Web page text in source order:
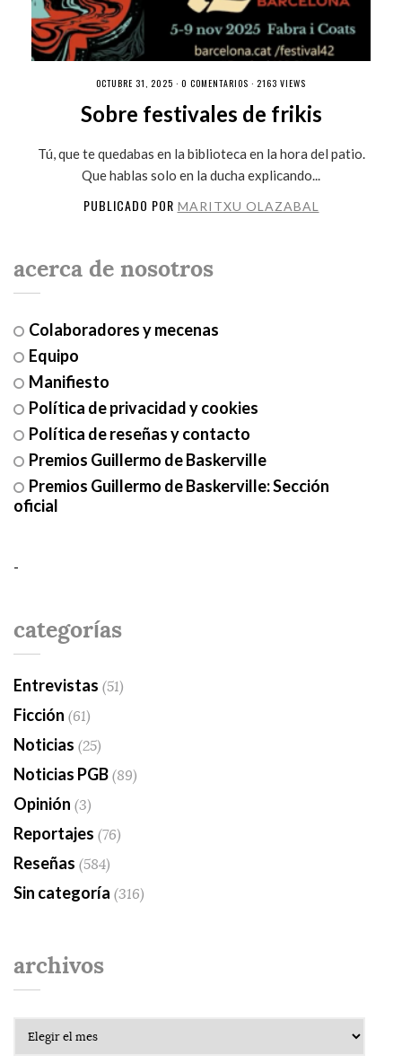
OCTUBRE 31, 2025 · 0 COMENTARIOS · 2163 VIEWS
Sobre festivales de frikis
Tú, que te quedabas en la biblioteca en la hora del patio.
Que hablas solo en la ducha explicando...
PUBLICADO POR MARITXU OLAZABAL
acerca de nosotros
Colaboradores y mecenas
Equipo
Manifiesto
Política de privacidad y cookies
Política de reseñas y contacto
Premios Guillermo de Baskerville
Premios Guillermo de Baskerville: Sección
oficial
-
categorías
Entrevistas (51)
Ficción (61)
Noticias (25)
Noticias PGB(89)
Opinión (3)
Reportajes (76)
Reseñas (584)
Sin categoría (316)
archivos